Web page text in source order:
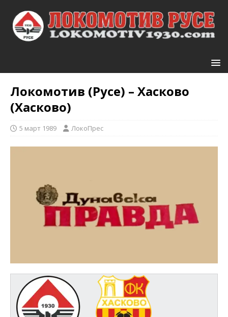
Локомотив (Русе) – Хасково
(Хасково)
5 март 1989 ЛокоПрес